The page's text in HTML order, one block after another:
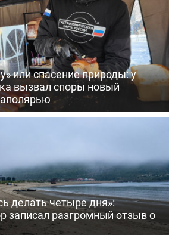
или спасение природы: у
вызвал споры новый
делать четыре дня»:
записал разгромный отзыв о